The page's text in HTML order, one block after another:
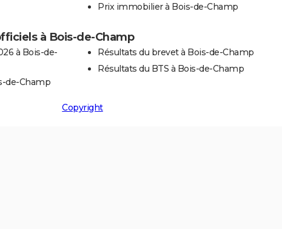
Prix immobilier à Bois-de-Champ
à Bois-de-Champ
à Bois-de-
de-Champ
Résultats du brevet à Bois-de-Champ
Résultats du BTS à Bois-de-Champ
Copyright